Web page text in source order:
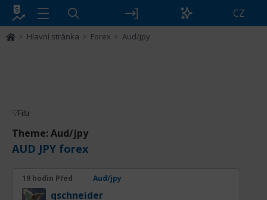
CZ
Hlavní stránka Forex Aud/jpy
Filtr
Theme: Aud/jpy
AUD JPY forex
19 hodin Před Aud/jpy
qschneider